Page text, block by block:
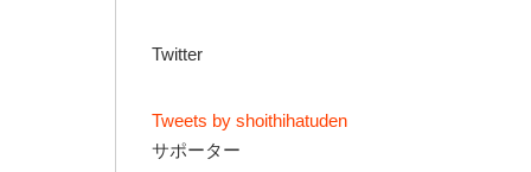
Twitter
Tweets by shoithihatuden
サポーター